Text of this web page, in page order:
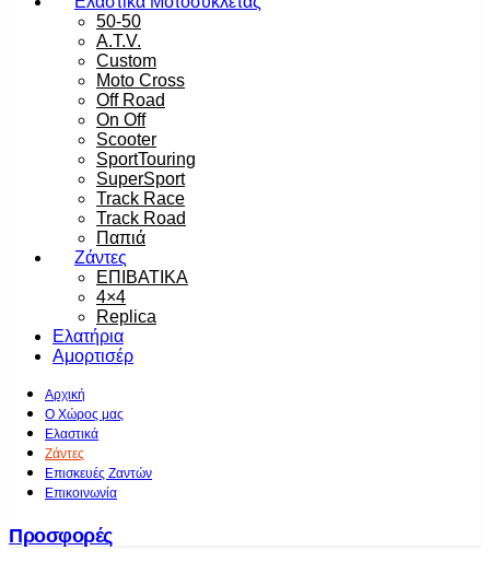
50-50
A.T.V.
Custom
Moto Cross
Off Road
On Off
Scooter
SportTouring
SuperSport
Track Race
Track Road
Παπιά
Ζάντες
ΕΠΙΒΑΤΙΚΑ
4×4
Replica
Ελατήρια
Αμορτισέρ
Αρχική
Ο Χώρος μας
Ελαστικά
Ζάντες
Επισκευές Ζαντών
Επικοινωνία
Προσφορές